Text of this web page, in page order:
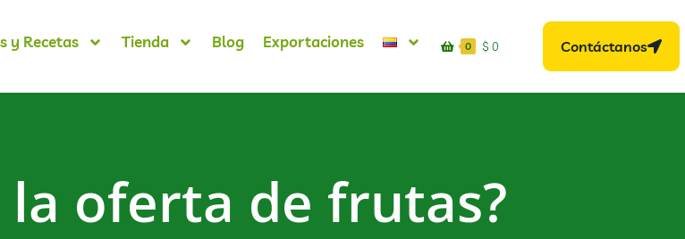
y Recetas Tienda Blog Exportaciones 0 $ 0 Contáctanos
oferta de frutas?